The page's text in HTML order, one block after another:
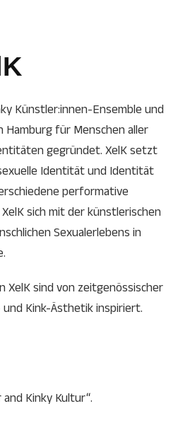
Künstler:innen-Ensemble und
Hamburg für Menschen aller
gegründet. XelK setzt
Identität und Identität
performative
sich mit der künstlerischen
Sexualerlebens in
XelK sind von zeitgenössischer
Kink-Ästhetik inspiriert.
Kinky Kultur“.